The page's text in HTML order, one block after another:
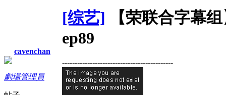
cavenchan
劇場管理員
[综艺] 【荣联合字幕
ep89
--------------------------------------------